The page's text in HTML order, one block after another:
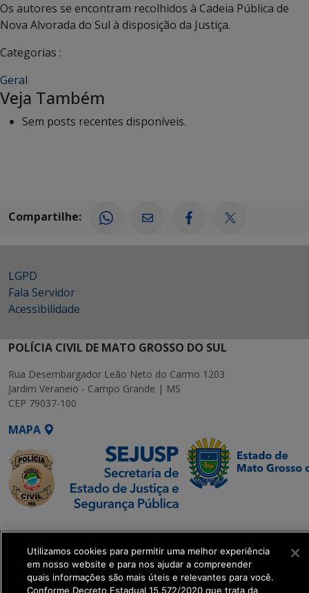
Os autores se encontram recolhidos à Cadeia Pública de
Nova Alvorada do Sul à disposição da Justiça.
Categorias :
Geral
Veja Também
Sem posts recentes disponíveis.
Compartilhe:
LGPD
Fala Servidor
Acessibilidade
POLÍCIA CIVIL DE MATO GROSSO DO SUL
Rua Desembargador Leão Neto do Carmo 1203
Jardim Veraneio - Campo Grande | MS
CEP 79037-100
MAPA
SETDIG | Secretaria-
Executiva de
Transformação Digital
Utilizamos cookies para permitir uma melhor experiência
em nosso website e para nos ajudar a compreender
quais informações são mais úteis e relevantes para você.
Conforme Decreto Estadual 15.572/2020 que trata da